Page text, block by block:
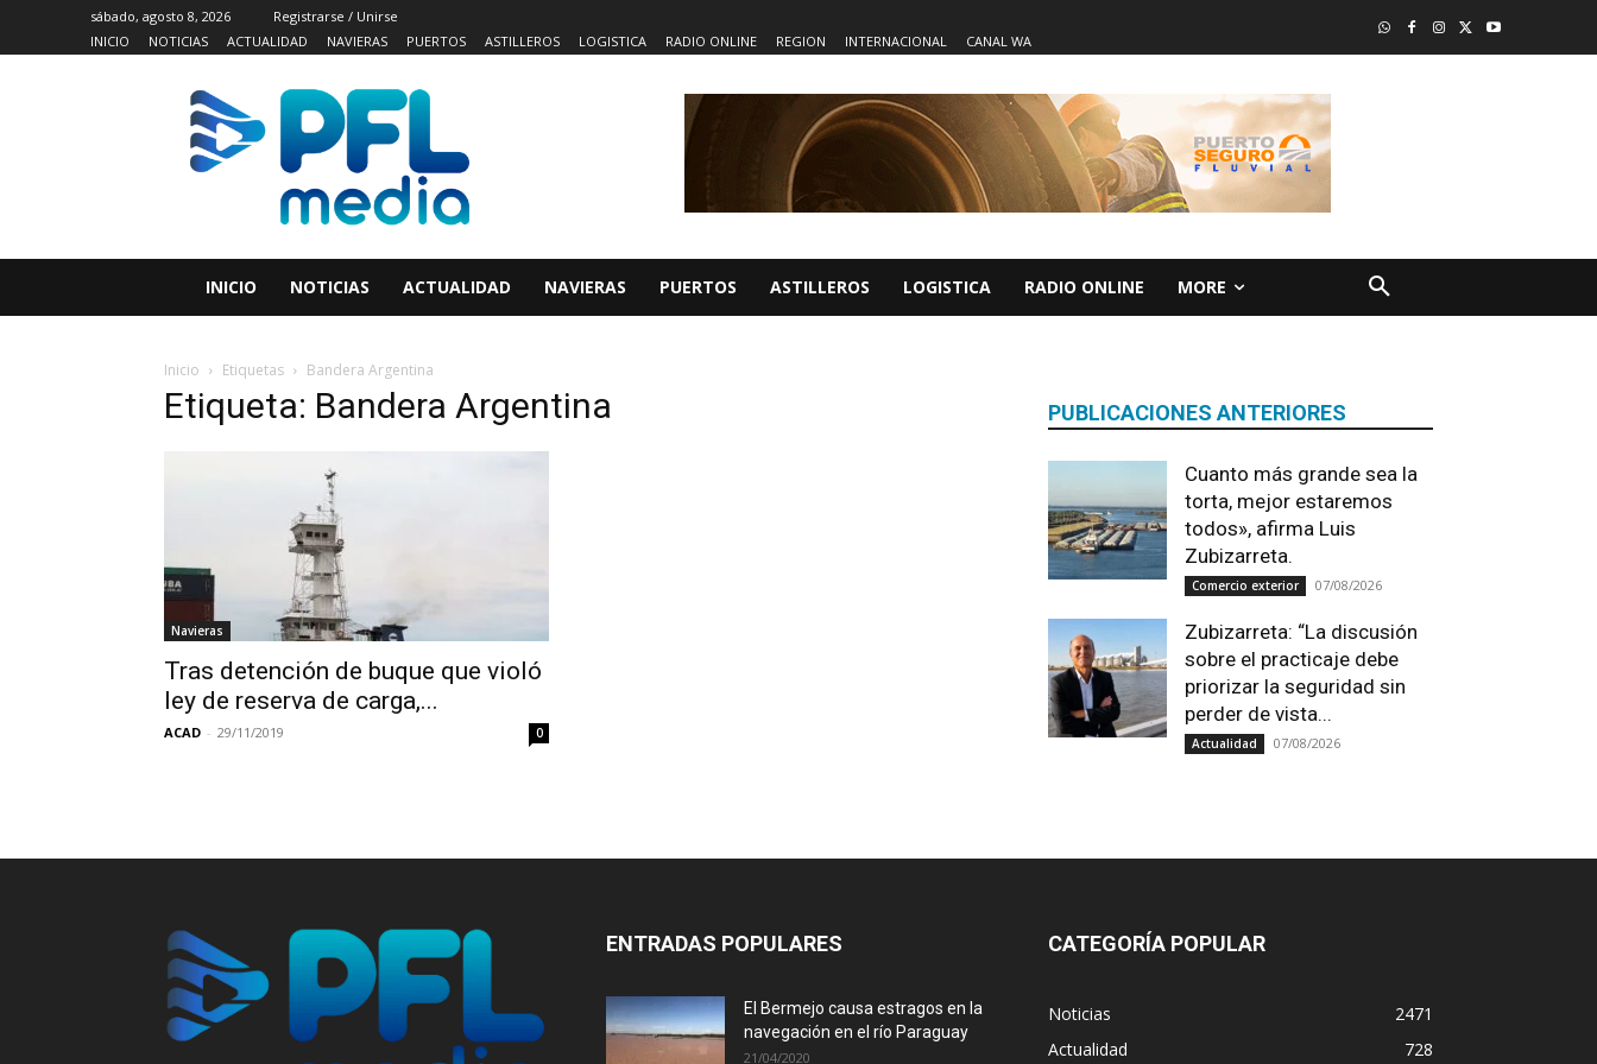
sábado, agosto 8, 2026
Registrarse / Unirse
INICIO
NOTICIAS ACTUALIDAD NAVIERAS PUERTOS ASTILLEROS LOGISTICA RADIO ONLINE REGION INTERNACIONAL CANAL WA
INICIO NOTICIAS ACTUALIDAD NAVIERAS PUERTOS ASTILLEROS LOGISTICA RADIO ONLINE MORE
Inicio Etiquetas Bandera Argentina
Etiqueta: Bandera Argentina
Navieras
Tras detención de buque que violó
ley de reserva de carga,...
ACAD - 29/11/2019 0
PUBLICACIONES ANTERIORES
Cuanto más grande sea la
torta, mejor estaremos
todos», afirma Luis
Zubizarreta.
Comercio exterior 07/08/2026
Zubizarreta: “La discusión
sobre el practicaje debe
priorizar la seguridad sin
perder de vista...
Actualidad 07/08/2026
ENTRADAS POPULARES
El Bermejo causa estragos en la
navegación en el río Paraguay
21/04/2020
CATEGORÍA POPULAR
Noticias
2471
Actualidad
728